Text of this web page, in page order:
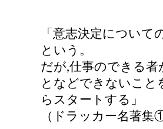
「意志決定につい
という。
だが,仕事のできる
となどできないこと
らスタートする」
（ドラッカー名著